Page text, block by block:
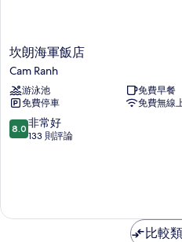
坎
朗
海
軍
飯
店
Cam
坎朗海軍飯店
Cam Ranh
游泳池
免費早餐
免費停車
免費無線
8.0
分，
常
8.0 非常好
133 則評論
比較